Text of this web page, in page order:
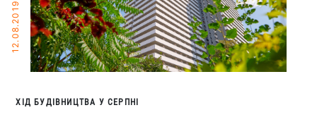
12.08.2019
ХІД БУДІВНИЦТВА У СЕРПНІ